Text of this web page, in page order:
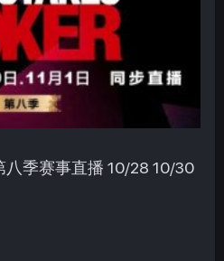
八季赛事直播 10/28 10/30